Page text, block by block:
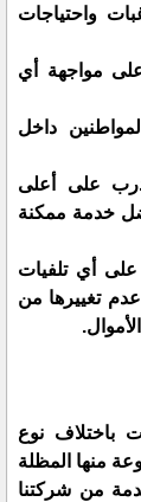
واحتياجات
على مواجهة أي
داخل
على أعلى
خدمة ممكنة
أي تلفيات
تغييرها من
باختلاف نوع
منها المظلة
من شركتنا